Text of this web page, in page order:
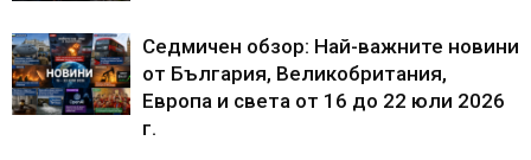
Седмичен обзор: Най-важните новини
от България, Великобритания,
Европа и света от 16 до 22 юли 2026
г.